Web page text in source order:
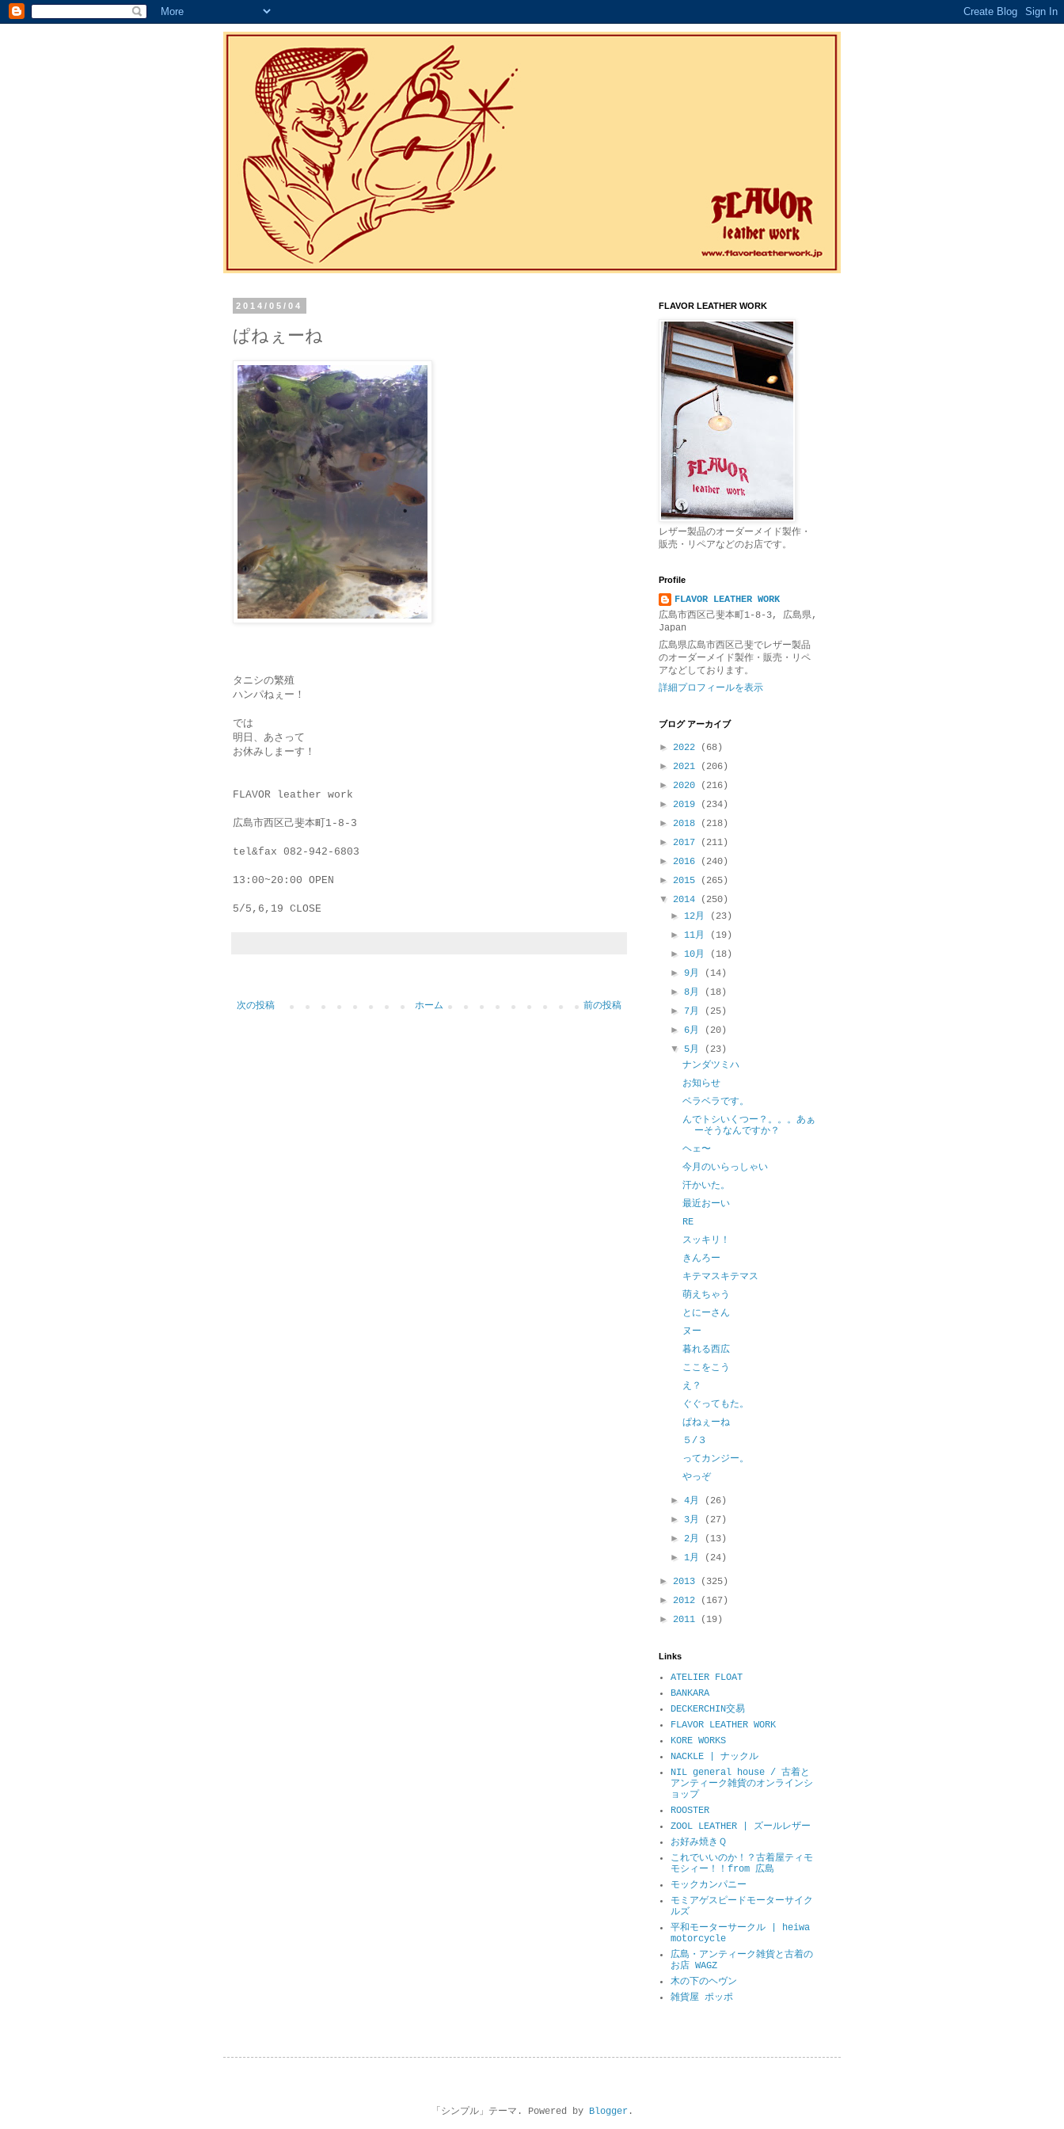
2014/05/04
ぱねぇーね
タニシの繁殖
ハンパねぇー！
では
明日、あさって
お休みしまーす！
FLAVOR leather work
広島市西区己斐本町1-8-3
tel&fax 082-942-6803
13:00~20:00 OPEN
5/5,6,19 CLOSE
次の投稿 前の投稿
ホーム
FLAVOR LEATHER WORK
レザー製品のオーダーメイド製作・
販売・リペアなどのお店です。
Profile
FLAVOR LEATHER WORK
広島市西区己斐本町1-8-3, 広島県,
Japan
広島県広島市西区己斐でレザー製品
のオーダーメイド製作・販売・リペ
アなどしております。
詳細プロフィールを表示
ブログ アーカイブ
► 2022
(68)
► 2021
(206)
► 2020
(216)
► 2019
(234)
► 2018
(218)
► 2017
(211)
► 2016
(240)
► 2015
(265)
▼ 2014
(250)
►12月
(23)
►11月
(19)
►10月
(18)
►9月
(14)
►8月
(18)
► 7月
(25)
► 6月
(20)
▼ 5月
(23)
ナンダツミハ
お知らせ
ベラベラです。
んでトシいくつー？。。。あぁ
ーそうなんですか？
ヘェ〜
今月のいらっしゃい
汗かいた。
最近おーい
RE
スッキリ！
きんろー
キテマスキテマス
萌えちゃう
とにーさん
ヌー
暮れる西広
ここをこう
え？
ぐぐってもた。
ぱねぇーね
５/３
ってカンジー。
やっぞ
►4月
(26)
► 3月
(27)
►2月
(13)
►1月 (24)
► 2013
(325)
► 2012
(167)
► 2011 (19)
Links
ATELIER FLOAT
BANKARA
DECKERCHIN交易
FLAVOR LEATHER WORK
KORE WORKS
NACKLE | ナックル
NIL general house / 古着と
アンティーク雑貨のオンラインシ
ョップ
ROOSTER
ZOOL LEATHER | ズールレザー
お好み焼きＱ
これでいいのか！？古着屋ティモ
モシィー！！from 広島
モックカンパニー
モミアゲスピードモーターサイク
ルズ
平和モーターサークル | heiwa
motorcycle
広島・アンティーク雑貨と古着の
お店 WAGZ
木の下のヘヴン
雑貨屋 ポッポ
「シンプル」テーマ. Powered by Blogger.